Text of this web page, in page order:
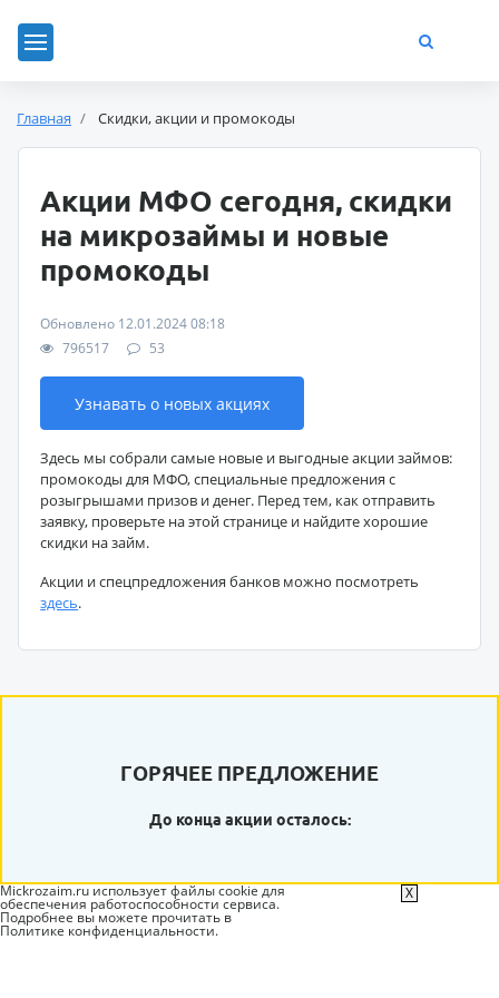
Главная Скидки, акции и промокоды
Акции МФО сегодня, скидки
на микрозаймы и новые
промокоды
Обновлено 12.01.2024 08:18
796517
53
Узнавать о новых акциях
Здесь мы собрали самые новые и выгодные акции займов:
промокоды для МФО, специальные предложения с
розыгрышами призов и денег. Перед тем, как отправить
заявку, проверьте на этой странице и найдите хорошие
скидки на займ.
Акции и спецпредложения банков можно посмотреть
здесь.
ГОРЯЧЕЕ ПРЕДЛОЖЕНИЕ
До конца акции осталось:
Mickrozaim.ru использует файлы cookie для
обеспечения работоспособности сервиса.
Подробнее вы можете прочитать в
Политике конфиденциальности.
X